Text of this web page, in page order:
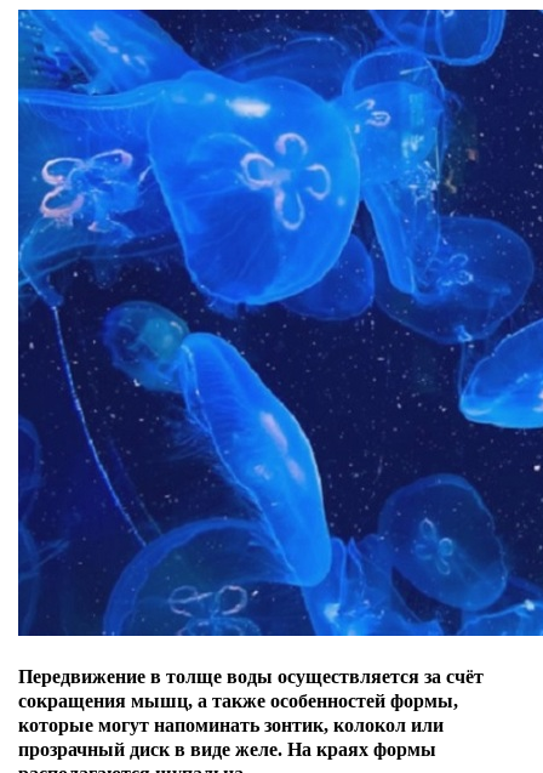
Передвижение в толще воды осуществляется за счёт
сокращения мышц, а также особенностей формы,
которые могут напоминать зонтик, колокол или
прозрачный диск в виде желе. На краях формы